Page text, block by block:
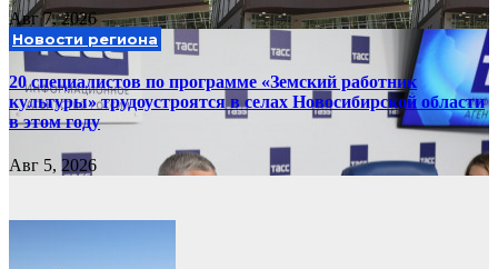
Авг 7, 2026
Новости региона
20 специалистов по программе «Земский работник
культуры» трудоустроятся в селах Новосибирской области
в этом году
Авг 5, 2026